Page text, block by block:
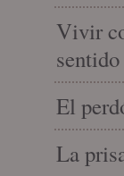
Vivir
El
La